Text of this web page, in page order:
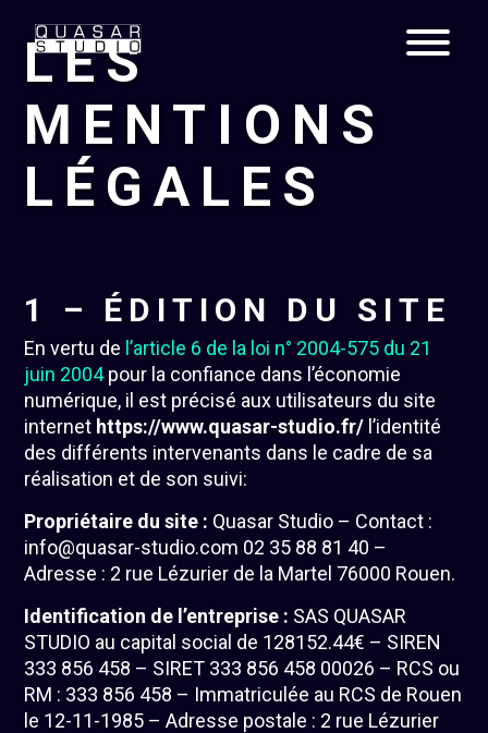
LES
MENTIONS
LÉGALES
1 – ÉDITION DU SITE
En vertu de l’article 6 de la loi n° 2004-575 du 21
juin 2004pour la confiance dans l’économie
numérique, il est précisé aux utilisateurs du site
internet https://www.quasar-studio.fr/ l’identité
des différents intervenants dans le cadre de sa
réalisation et de son suivi:
Propriétaire du site : Quasar Studio – Contact :
info@quasar-studio.com 02 35 88 81 40 –
Adresse : 2 rue Lézurier de la Martel 76000 Rouen.
Identification de l’entreprise : SAS QUASAR
STUDIO au capital social de 128152.44€ – SIREN
333 856 458 – SIRET 333 856 458 00026 – RCS ou
RM : 333 856 458 – Immatriculée au RCS de Rouen
le 12-11-1985 – Adresse postale : 2 rue Lézurier